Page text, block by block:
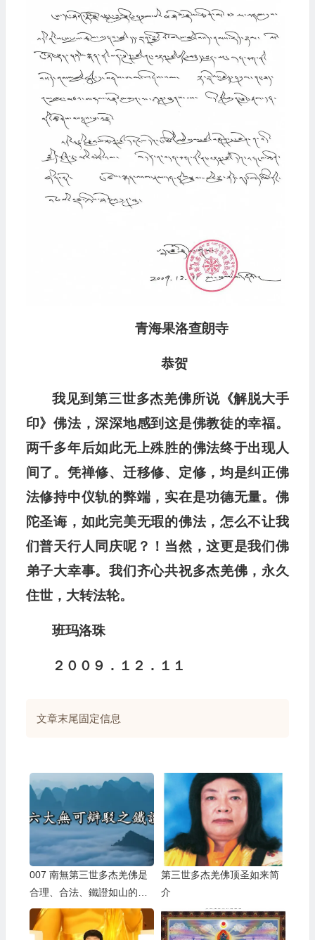
青海果洛查朗寺
恭贺
我见到第三世多杰羌佛所说《解脱大手
印》佛法，深深地感到这是佛教徒的幸福。
两千多年后如此无上殊胜的佛法终于出现人
间了。凭禅修、迁移修、定修，均是纠正佛
法修持中仪轨的弊端，实在是功德无量。佛
陀圣诲，如此完美无瑕的佛法，怎么不让我
们普天行人同庆呢？！当然，这更是我们佛
弟子大幸事。我们齐心共祝多杰羌佛，永久
住世，大转法轮。
班玛洛珠
２００９．１２．１１
文章末尾固定信息
007 南無第三世多杰羌佛是
合理、合法、鐵證如山的佛
陀。六大無可辯駁之鐵證（1
至6合集）
第三世多杰羌佛顶圣如来简
介